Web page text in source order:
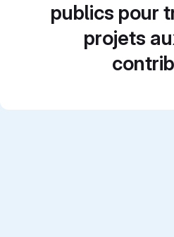
publics pour
projets